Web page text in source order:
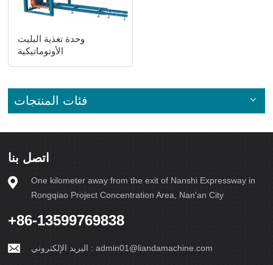
وحدة تغذية البليت
الأوتوماتيكية
فئات المنتجات
اتصل بنا
One kilometer away from the exit of Nanshi Expressway in
Rongqiao Project Concentration Area, Nan'an City
+86-13599769838
البريد الإلكتروني :admin01@liandamachine.com